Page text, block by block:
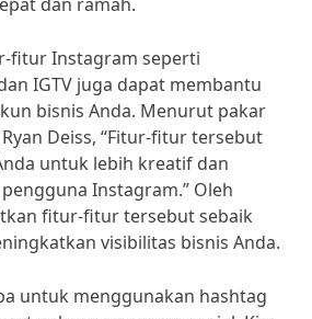
fitur Instagram seperti
IGTV juga dapat membantu
bisnis Anda. Menurut pakar
Deiss, “Fitur-fitur tersebut
untuk lebih kreatif dan
Instagram.” Oleh
fitur-fitur tersebut sebaik
visibilitas bisnis Anda.
untuk menggunakan hashtag